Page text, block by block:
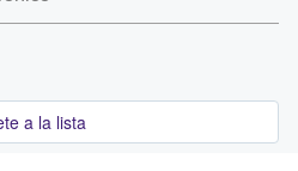
a la lista